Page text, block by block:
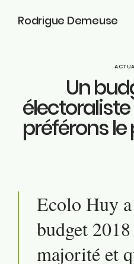
Rodrigue Demeuse
Parcours
Contact
Facebook
Un
préférons le
Ecolo Huy
budget
majorité et